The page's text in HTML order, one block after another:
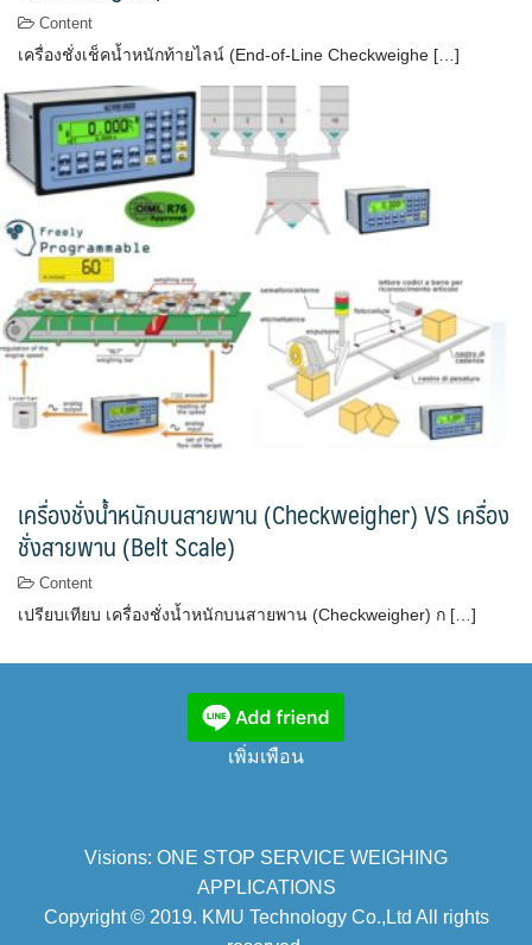
Content
เครื่องชั่งเช็คน้ำหนักท้ายไลน์ (End-of-Line Checkweighe […]
เครื่องชั่งน้ำหนักบนสายพาน (Checkweigher) VS เครื่อง
ชั่งสายพาน (Belt Scale)
Content
เปรียบเทียบ เครื่องชั่งน้ำหนักบนสายพาน (Checkweigher) ก […]
เพิ่มเพือน
Visions: ONE STOP SERVICE WEIGHING
APPLICATIONS
Copyright © 2019. KMU Technology Co.,Ltd All rights